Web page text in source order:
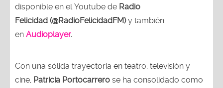
disponible en el Youtube de Radio
Felicidad (@RadioFelicidadFM)y también
en Audioplayer.
Con una sólida trayectoria en teatro, televisión y
cine, Patricia Portocarrero se ha consolidado como